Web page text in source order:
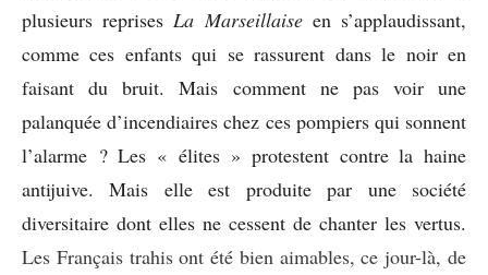
plusieurs reprises La Marseillaiseen s’applaudissant,
comme ces enfants qui se rassurent dans le noir en
faisant du bruit. Mais comment ne pas voir une
palanquée d’incendiaires chez ces pompiers qui sonnent
l’alarme ? Les « élites » protestent contre la haine
antijuive. Mais elle est produite par une société
diversitaire dont elles ne cessent de chanter les vertus.
Les Français trahis ont été bien aimables, ce jour-là, de